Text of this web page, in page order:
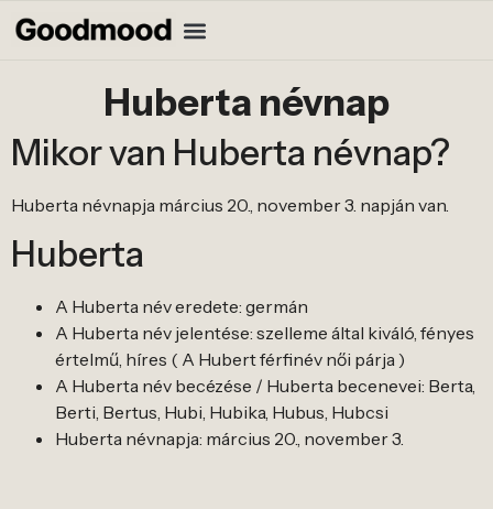
Huberta névnap
Mikor van Huberta névnap?
Huberta névnapja március 20., november 3. napján van.
Huberta
A Huberta név eredete: germán
A Huberta név jelentése: szelleme által kiváló, fényes
értelmű, híres ( A Hubert férfinév női párja )
A Huberta név becézése / Huberta becenevei: Berta,
Berti, Bertus, Hubi, Hubika, Hubus, Hubcsi
Huberta névnapja: március 20., november 3.